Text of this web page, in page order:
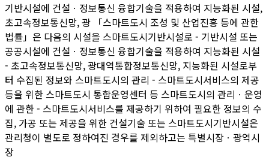
기반시설에 건설ㆍ정보통신 융합기술을 적용하여 지능화된 시설,
초고속정보통신망, 광 「스마트도시 조성 및 산업진흥 등에 관한
법률」은 다음의 시설을 스마트도시기반시설로 - 기반시설 또는
공공시설에 건설ㆍ정보통신 융합기술을 적용하여 지능화된 시설
- 초고속정보통신망, 광대역통합정보통신망, 지능화된 시설로부
터 수집된 정보와 스마트도시의 관리 - 스마트도시서비스의 제공
등을 위한 스마트도시 통합운영센터 등 스마트도시의 관리ㆍ운영
에 관한 - 스마트도시서비스를 제공하기 위하여 필요한 정보의 수
집, 가공 또는 제공을 위한 건설기술 또는 스마트도시기반시설은
관리청이 별도로 정하여진 경우를 제외하고는 특별시장ㆍ광역시
장